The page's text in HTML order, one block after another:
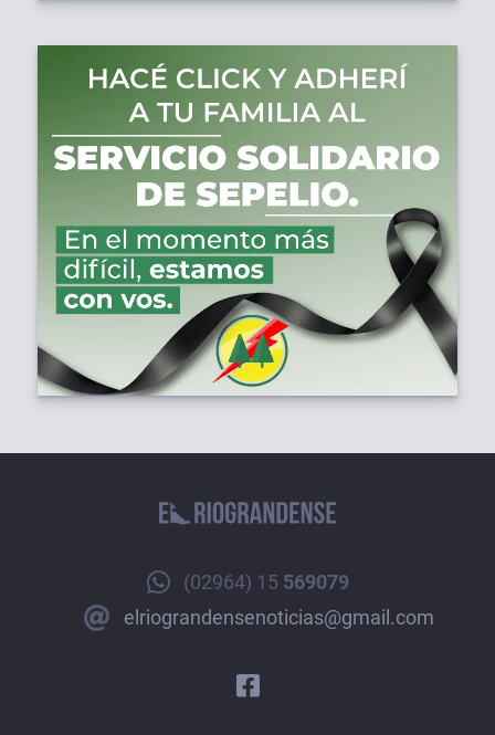
(02964) 15 569079
elriograndensenoticias@gmail.com